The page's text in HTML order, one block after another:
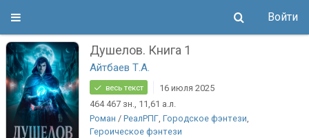
Войти
Душелов. Книга 1
Айтбаев Т.А.
весь текст
16 июля 2025
464 467 зн., 11,61 а.л.
Роман /РеалРПГ,Городское фэнтези,
Героическое фэнтези